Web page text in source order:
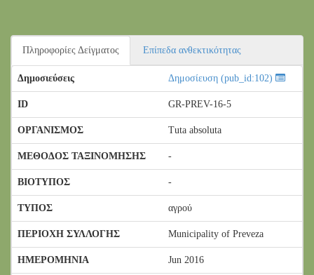
Πληροφορίες Δείγματος Επίπεδα ανθεκτικότητας
Δημοσιεύσεις Δημοσίευση (pub_id:102)
ID GR-PREV-16-5
ΟΡΓΑΝΙΣΜΟΣ Tuta absoluta
ΜΕΘΟΔΟΣ ΤΑΞΙΝΟΜΗΣΗΣ -
ΒΙΟΤΥΠΟΣ -
ΤΥΠΟΣ αγρού
ΠΕΡΙΟΧΗ ΣΥΛΛΟΓΗΣ Municipality of Preveza
ΗΜΕΡΟΜΗΝΙΑ Jun 2016